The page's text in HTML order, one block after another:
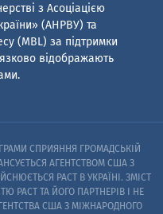
з Асоціацією
(АНРВУ) та
(MBL) за підтримки
відображають
СПРИЯННЯ ГРОМАДСЬКІЙ
АГЕНТСТВОМ США З
PACT В УКРАЇНІ. ЗМІСТ
PACT ТА ЙОГО ПАРТНЕРІВ I НЕ
США З МІЖНАРОДНОГО